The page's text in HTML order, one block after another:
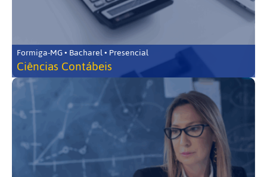
Formiga-MG • Bacharel • Presencial
Ciências Contábeis